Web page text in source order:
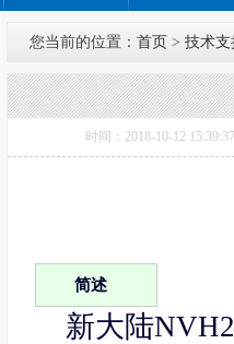
您当前的位置： 首页 > 技术支
时间：2018-10-12
简述
新大陆